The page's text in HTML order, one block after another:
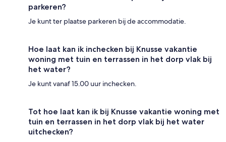
parkeren?
Je kunt ter plaatse parkeren bij de accommodatie.
Hoe laat kan ik inchecken bij Knusse vakantie
woning met tuin en terrassen in het dorp vlak bij
het water?
Je kunt vanaf 15.00 uur inchecken.
Tot hoe laat kan ik bij Knusse vakantie woning met
tuin en terrassen in het dorp vlak bij het water
uitchecken?